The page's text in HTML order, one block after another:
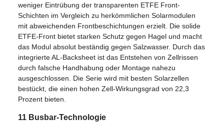
weniger Eintrübung der transparenten ETFE Front-
Schichten im Vergleich zu herkömmlichen Solarmodulen
mit abweichenden Frontbeschichtungen erzielt. Die solide
ETFE-Front bietet starken Schutz gegen Hagel und macht
das Modul absolut beständig gegen Salzwasser. Durch das
integrierte AL-Backsheet ist das Entstehen von Zellrissen
durch falsche Handhabung oder Montage nahezu
ausgeschlossen. Die Serie wird mit besten Solarzellen
bestückt, die einen hohen Zell-Wirkungsgrad von 22,3
Prozent bieten.
11 Busbar-Technologie